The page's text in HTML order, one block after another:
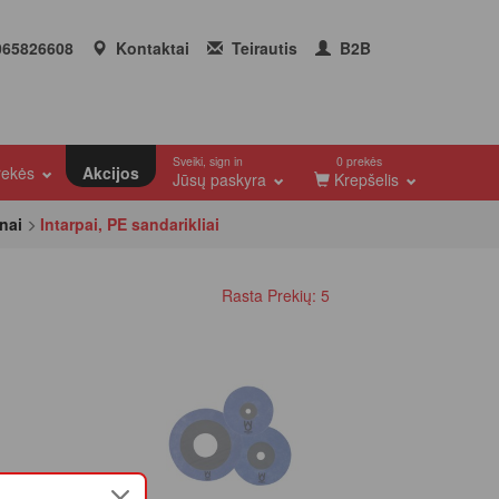
Kontaktai Teirautis B2B
Akcijos
Sveiki, sign in
Jūsų paskyra
0 prekės
Krepšelis
Intarpai, PE sandarikliai
Rasta Prekių: 5